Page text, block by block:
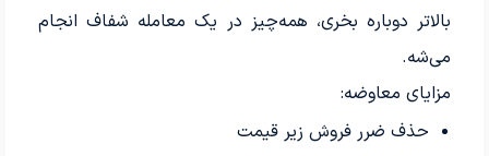
بالاتر دوباره بخری، همه‌چیز در یک معامله شفاف انجام
می‌شه.
مزایای معاوضه:
حذف ضرر فروش زیر قیمت